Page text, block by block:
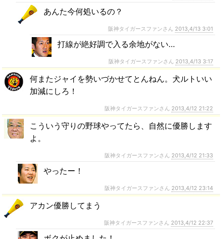
あんた今何処いるの？
阪神タイガースファンさん 2013,4/13 3:01
打線が絶好調で入る余地がない…
阪神タイガースファンさん 2013,4/13 3:17
何またジャイを勢いづかせてとんねん。犬ルトいい
加減にしろ！
阪神タイガースファンさん 2013,4/12 21:22
こういう守りの野球やってたら、自然に優勝します
よ。
阪神タイガースファンさん 2013,4/12 21:33
やったー！
阪神タイガースファンさん 2013,4/12 23:14
アカン優勝してまう
阪神タイガースファンさん 2013,4/12 22:37